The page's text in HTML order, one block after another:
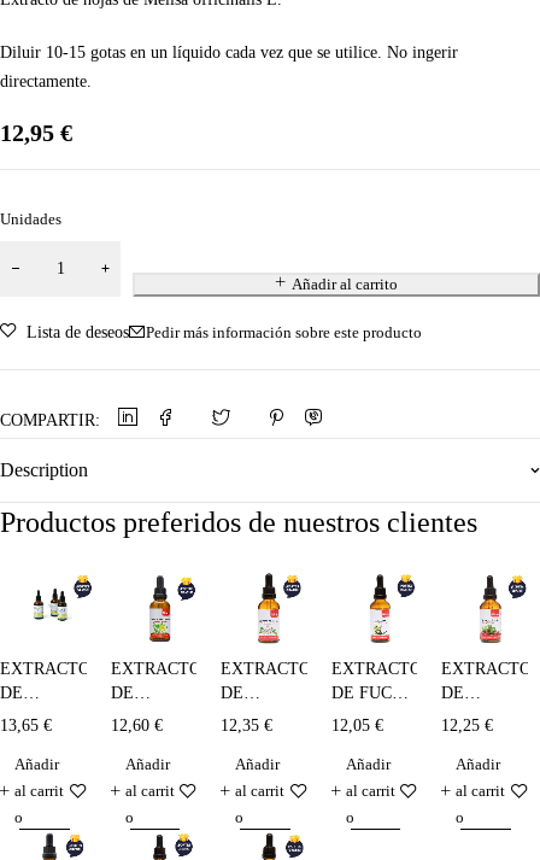
Diluir 10-15 gotas en un líquido cada vez que se utilice. No ingerir
directamente.
12,95 €
Unidades
Añadir al carrito
Lista de deseos Pedir más información sobre este producto
COMPARTIR:
Description
Productos preferidos de nuestros clientes
EXTRACTO
DE
PASIFLORA
HERBOLARIO
- 50 ml
13,65 €
Añadir
al carrit
o
EXTRACTO
DE
DIENTE
MAESE
HERBOLARIO-
50 ml
12,60 €
Añadir
al carrit
o
EXTRACTO
DE
ESPINO
MAESE
HERBOLARIO-
50 ml
12,35€
Añadir
al carrit
o
EXTRACTO
DE FUCUS
MAESE
50 ml
12,05 €
Añadir
al carrit
o
EXTRACTO
DE
GAYUBA
- 50 ml
12,25€
Añadir
al carrit
o